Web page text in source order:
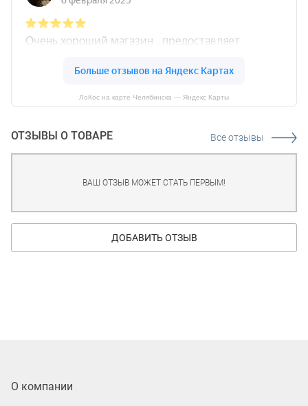
ЛоКос на карте Челябинска — Яндекс Карты
ОТЗЫВЫ О ТОВАРЕ Все отзывы
ВАШ ОТЗЫВ МОЖЕТ СТАТЬ ПЕРВЫМ!
ДОБАВИТЬ ОТЗЫВ
О компании